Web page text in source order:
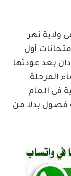
ولاية نهر
الامتحانات أول
بعد عودتها
المرحلة
في العام
فصول بدلا من